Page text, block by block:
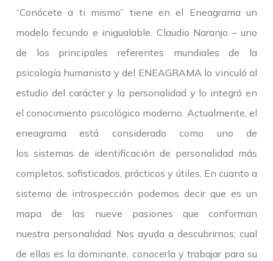
“Conócete a ti mismo” tiene en el Eneagrama un
modelo fecundo e inigualable. Claudio Naranjo – uno
de los principales referentes mundiales de la
psicología humanista y del ENEAGRAMA lo vinculó al
estudio del carácter y la personalidad y lo integró en
el conocimiento psicológico moderno. Actualmente, el
eneagrama está considerado como uno de
los sistemas de identificación de personalidad más
completos, sofisticados, prácticos y útiles. En cuanto a
sistema de introspección podemos decir que es un
mapa de las nueve pasiones que conforman
nuestra personalidad. Nos ayuda a descubrirnos; cual
de ellas es la dominante, conocerla y trabajar para su